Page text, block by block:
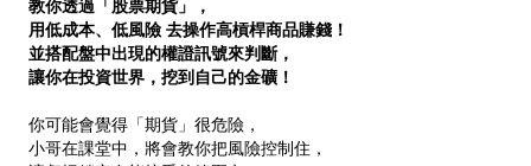
教你透過「股票期貨」，
用低成本、低風險 去操作高槓桿商品賺錢！
並搭配盤中出現的權證訊號來判斷，
讓你在投資世界，挖到自己的金礦！
你可能會覺得「期貨」很危險，
小哥在課堂中，將會教你把風險控制住，